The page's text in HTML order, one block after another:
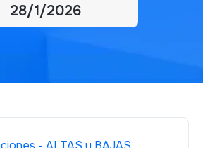
28/1/2026